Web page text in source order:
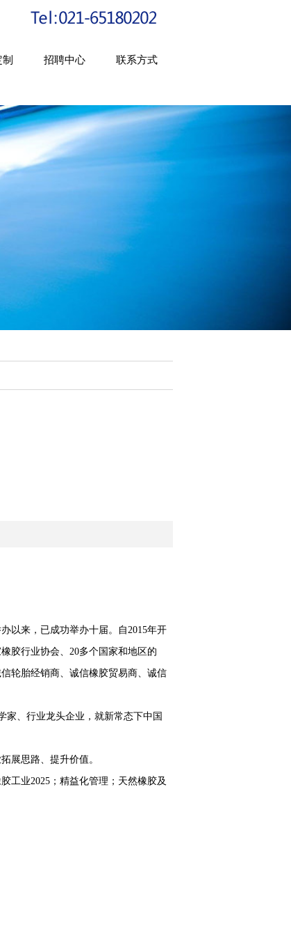
招聘中心 联系方式
以来，已成功举办十届。自2015年开
胶行业协会、20多个国家和地区的
轮胎经销商、诚信橡胶贸易商、诚信
、行业龙头企业，就新常态下中国
展思路、提升价值。
业2025；精益化管理；天然橡胶及